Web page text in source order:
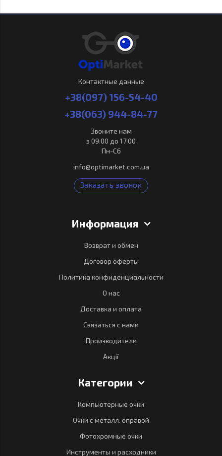
Контактные данные
+38(097) 156-54-40
+38(063) 944-84-77
Звоните нам
з 09:00 до 17:00
Пн-Сб
info@optimarket.com.ua
Заказать звонок
Информация
Возврат и обмен
Договор оферты
Политика конфиденциальности
О нас
Доставка и оплата
Связаться с нами
Производители
Акції
Категории
Компьютерные очки
Очки с металл. оправой
Фотохромные очки
Инструменты и расходники